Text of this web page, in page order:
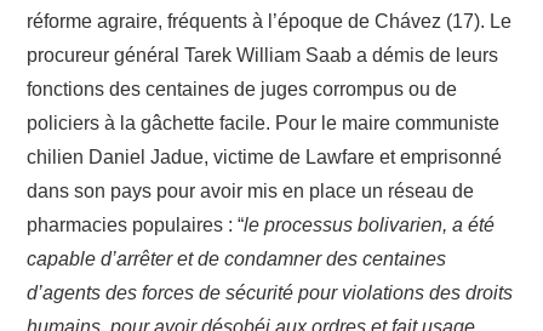
réforme agraire, fréquents à l’époque de Chávez (17). Le
procureur général Tarek William Saab a démis de leurs
fonctions des centaines de juges corrompus ou de
policiers à la gâchette facile. Pour le maire communiste
chilien Daniel Jadue, victime de Lawfare et emprisonné
dans son pays pour avoir mis en place un réseau de
pharmacies populaires : “le processus bolivarien, a été
capable d’arrêter et de condamner des centaines
d’agents des forces de sécurité pour violations des droits